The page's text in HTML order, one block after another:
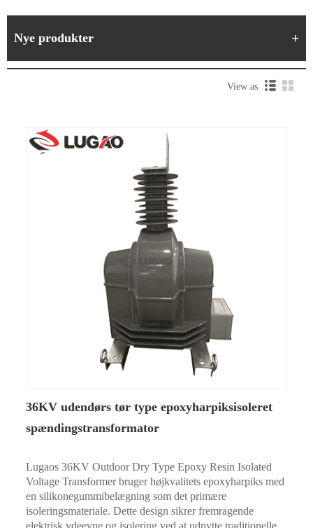
Nye produkter
View as
36KV udendørs tør type epoxyharpiksisoleret
spændingstransformator
Lugaos 36KV Outdoor Dry Type Epoxy Resin Isolated
Voltage Transformer bruger højkvalitets epoxyharpiks med
en silikonegummibelægning som det primære
isoleringsmateriale. Dette design sikrer fremragende
elektrisk ydeevne og isolering ved at udnytte traditionelle